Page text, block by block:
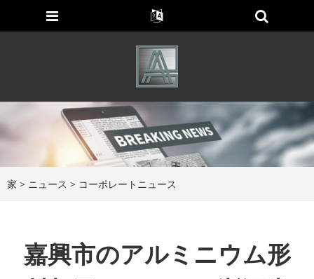
家 > ニュース > コーポレートニュース
嘉興市のアルミニウム形